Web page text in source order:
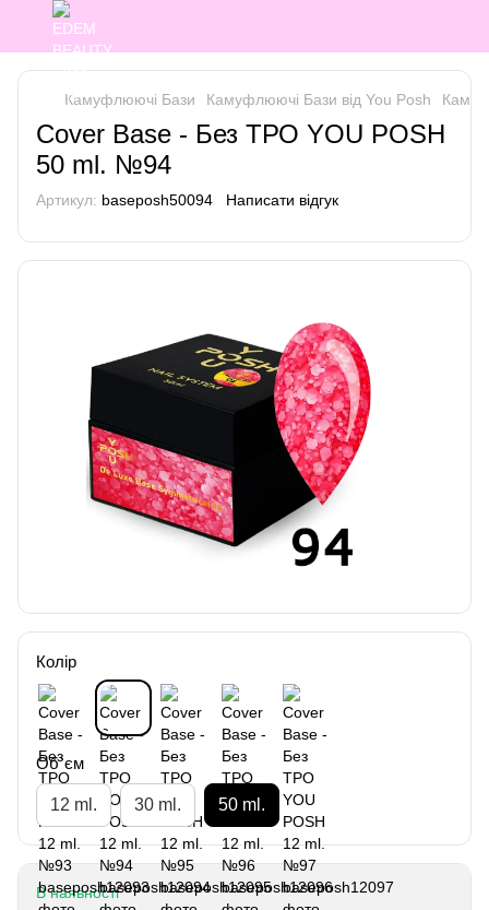
Камуфлюючі Бази Камуфлюючі Бази від You Posh
Cover Base - Без ТРО YOU POSH
50 ml. №94
Артикул: baseposh50094 Написати відгук
Колір
Об`єм
12 ml. 30 ml. 50 ml.
В наявності